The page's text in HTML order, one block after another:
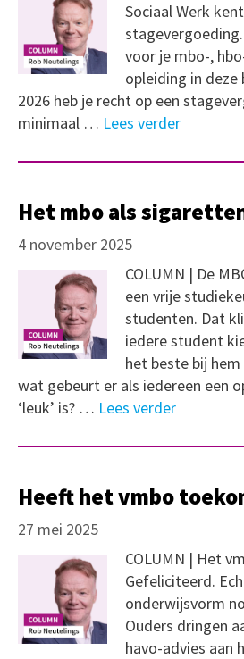
Sociaal Werk
voor je mbo-,
opleiding in deze
2026 heb je recht op een
minimaal … Lees verder
Het mbo als
4 november 2025
COLUMN | De
een vrije
studenten. Dat
iedere student
het beste bij
wat gebeurt er als iedereen een
‘leuk’ is? … Lees verder
Heeft het vmbo
27 mei 2025
COLUMN | Het
Gefeliciteerd.
onderwijsvorm
Ouders dringen
havo-advies aan